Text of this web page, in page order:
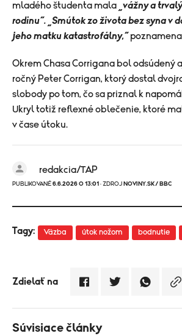
mladého študenta mala
„vážny a
rodinu“. „Smútok zo života bez syna v
jeho matku katastrofálny,“
Okrem Chasa Corrigana bol odsúdený
ročný Peter Corrigan, ktorý dostal
slobody po tom, čo sa priznal k
Ukryl totiž reflexné oblečenie, ktoré
v čase útoku.
redakcia/TAP
PUBLIKOVANÉ 6.6.2026 O 13:01 · ZDROJ NOVINY.SK/ BBC
Tagy: Väzba útok nožom bodnutie
Zdielať na
Súvisiace články